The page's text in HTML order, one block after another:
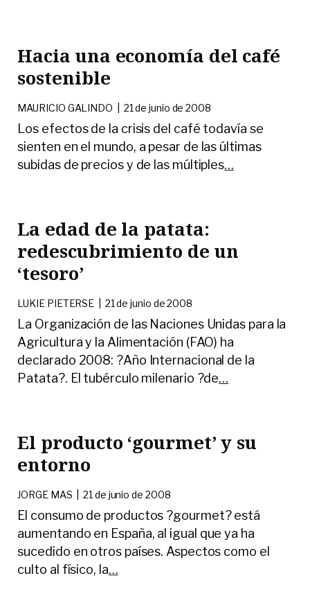
Hacia una economía del café
sostenible
MAURICIO GALINDO 21 de junio de 2008
Los efectos de la crisis del café todavía se
sienten en el mundo, a pesar de las últimas
subidas de precios y de las múltiples…
La edad de la patata:
redescubrimiento de un
‘tesoro’
LUKIE PIETERSE 21 de junio de 2008
La Organización de las Naciones Unidas para la
Agricultura y la Alimentación (FAO) ha
declarado 2008: ?Año Internacional de la
Patata?. El tubérculo milenario ?de…
El producto ‘gourmet’ y su
entorno
JORGE MAS |21 de junio de 2008
El consumo de productos ?gourmet? está
aumentando en España, al igual que ya ha
sucedido en otros países. Aspectos como el
culto al físico, la…